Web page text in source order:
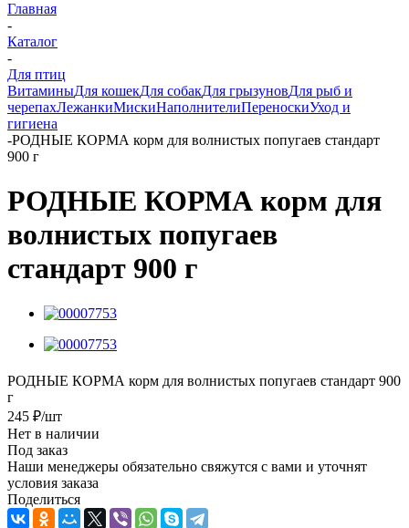
Главная
-
Каталог
-
Для птиц
ВитаминыДля кошекДля собакДля грызуновДля рыб и
черепахЛежанкиМискиНаполнителиПереноскиУход и
гигиена
-РОДНЫЕ КОРМА корм для волнистых попугаев стандарт
900 г
РОДНЫЕ КОРМА корм для
волнистых попугаев
стандарт 900 г
РОДНЫЕ КОРМА корм для волнистых попугаев стандарт 900
г
245 ₽/шт
Нет в наличии
Под заказ
Наши менеджеры обязательно свяжутся с вами и уточнят
условия заказа
Поделиться